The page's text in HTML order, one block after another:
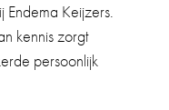
Keijzers.
kennis zorgt
persoonlijk